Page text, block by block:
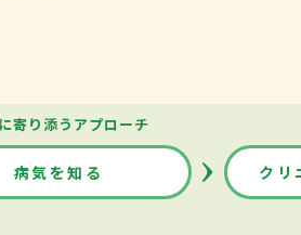
寄り添うアプローチ
病気を知る クリ